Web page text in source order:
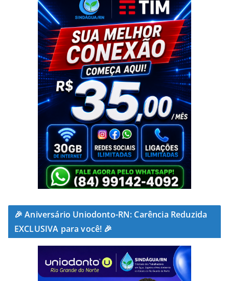
🎉 Aniversário Uniodonto-RN: Carência Reduzida
EXCLUSIVA para você! 🎉